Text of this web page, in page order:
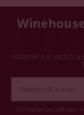
Informace o akcích a
Přihlášením odběru